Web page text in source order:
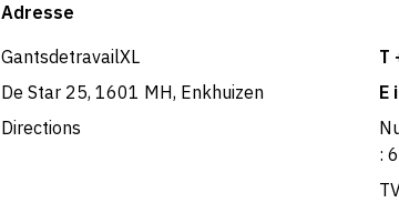
Adresse
GantsdetravailXL
De Star 25, 1601 MH, Enkhuizen
Directions
T
E
: